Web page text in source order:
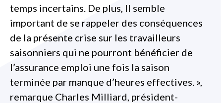
temps incertains. De plus, Il semble
important de se rappeler des conséquences
de la présente crise sur les travailleurs
saisonniers qui ne pourront bénéficier de
l’assurance emploi une fois la saison
terminée par manque d’heures effectives. »,
remarque Charles Milliard, président-